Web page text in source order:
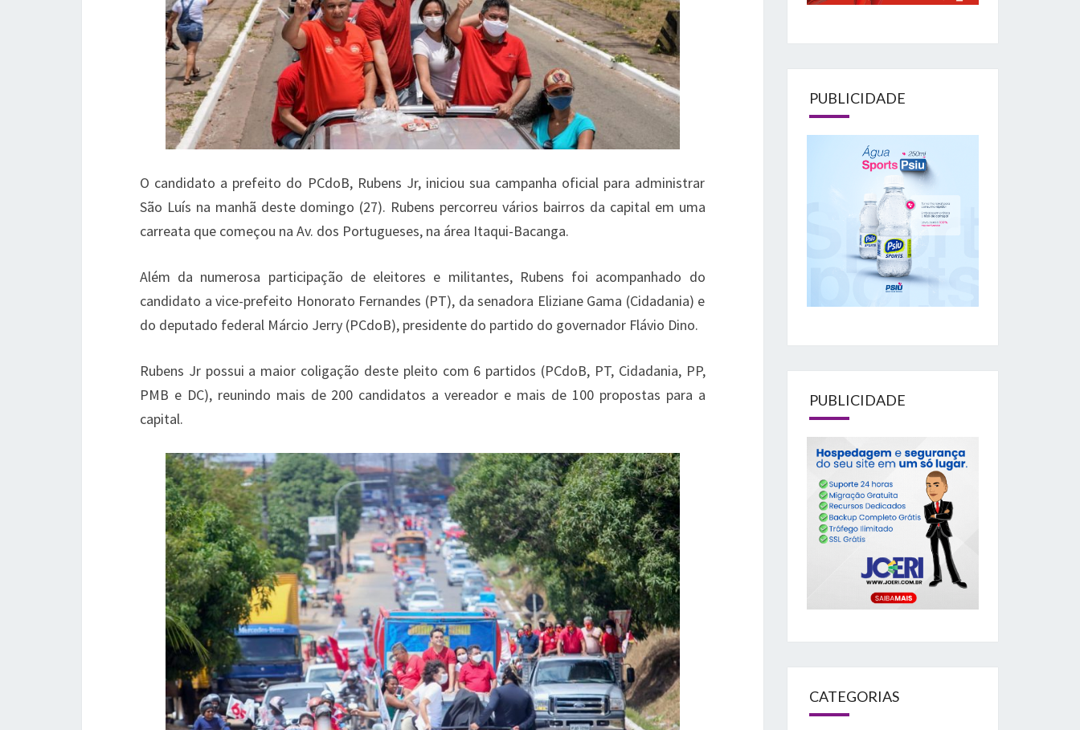
O candidato a prefeito do PCdoB, Rubens Jr, iniciou sua campanha oficial para administrar
São Luís na manhã deste domingo (27). Rubens percorreu vários bairros da capital em uma
carreata que começou na Av. dos Portugueses, na área Itaqui-Bacanga.
Além da numerosa participação de eleitores e militantes, Rubens foi acompanhado do
candidato a vice-prefeito Honorato Fernandes (PT), da senadora Eliziane Gama (Cidadania) e
do deputado federal Márcio Jerry (PCdoB), presidente do partido do governador Flávio Dino.
Rubens Jr possui a maior coligação deste pleito com 6 partidos (PCdoB, PT, Cidadania, PP,
PMB e DC), reunindo mais de 200 candidatos a vereador e mais de 100 propostas para a
capital.
PUBLICIDADE
PUBLICIDADE
CATEGORIAS